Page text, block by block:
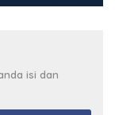
isi dan